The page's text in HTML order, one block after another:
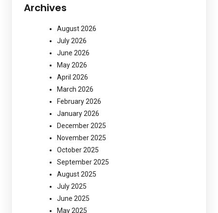
Archives
August 2026
July 2026
June 2026
May 2026
April 2026
March 2026
February 2026
January 2026
December 2025
November 2025
October 2025
September 2025
August 2025
July 2025
June 2025
May 2025